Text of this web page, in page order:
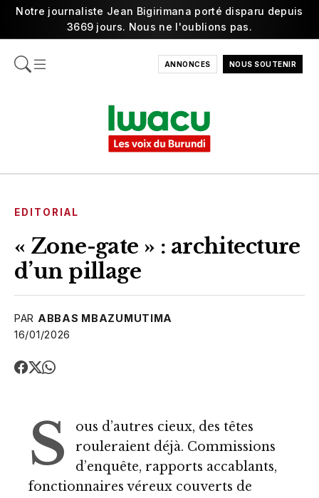
Notre journaliste Jean Bigirimana porté disparu depuis
3669 jours. Nous ne l'oublions pas.
ANNONCES NOUS SOUTENIR
EDITORIAL
« Zone-gate » : architecture
d’un pillage
PAR ABBAS MBAZUMUTIMA
16/01/2026
S
ous d’autres cieux, des têtes
rouleraient déjà. Commissions
d’enquête, rapports accablants,
fonctionnaires véreux couverts de